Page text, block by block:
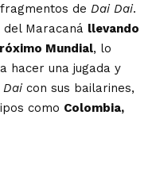
de Dai Dai.
Maracaná llevando
Mundial, lo
hacer una jugada y
Dai con sus bailarines,
como Colombia,